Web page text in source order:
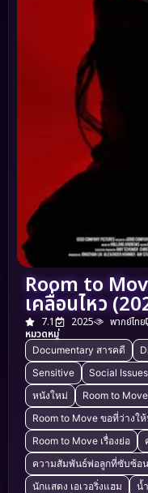
Room to
เคลื่อนไหว
7.1 2025 พากย์ไทย
หมวดหมู่
Documentary สารคดี
Sensitive
Social
หนังใหม่
Room to
Room to Move ขอที่ว่างใ
Room to Move เรื่องย่อ
ความสัมพันธ์พ่อลูกที่ซับซ้อน
นักแสดง เอเวอริ่งแฮม
น้